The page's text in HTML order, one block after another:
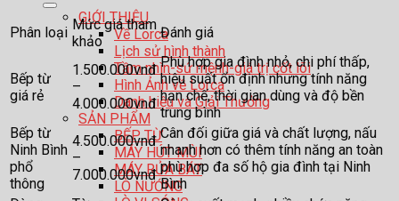
GIỚI THIỆU
Về Lorca
Lịch sử hình thành
Tầm nhìn-sứ mệnh-giá trị cốt lõi
Hình Ảnh về Lorca
Danh hiệu và Giải Thưởng
SẢN PHẨM
BẾP TỪ
MÁY HÚT MÙI
MÁY RỬA BÁT
LÒ NƯỚNG
Phân loại Mức giá tham
khảo
Đánh giá
Bếp từ
giá rẻ
1.500.000vnđ
–
4.000.000vnđ
Phù hợp gia đình nhỏ, chi phí thấp,
hiệu suất ổn định nhưng tính năng
hạn chế, thời gian dùng và độ bền
trung bình
Bếp từ
Ninh Bình
phổ
thông
4.500.000vnđ
–
7.000.000vnđ
Cân đối giữa giá và chất lượng, nấu
nhanh hơn có thêm tính năng an toàn
phù hợp đa số hộ gia đình tại Ninh
Bình